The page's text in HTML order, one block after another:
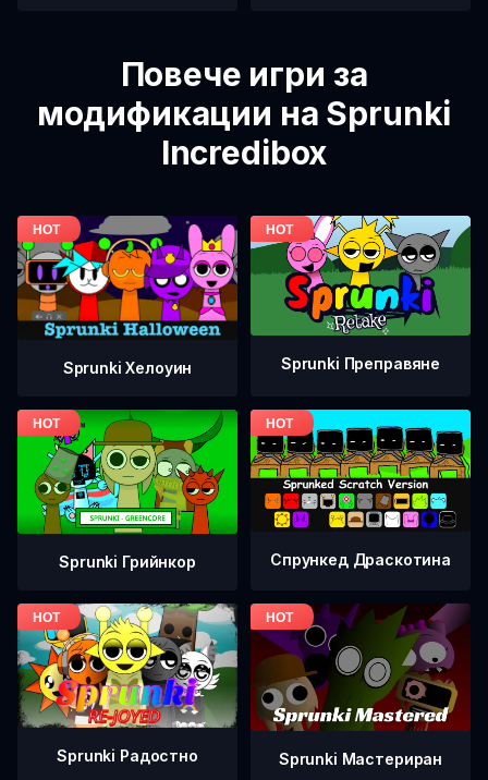
Повече игри за
модификации на Sprunki
Incredibox
Sprunki Хелоуин Sprunki Преправяне
Sprunki Грийнкор Спрункед Драскотина
Sprunki Радостно Sprunki Мастериран